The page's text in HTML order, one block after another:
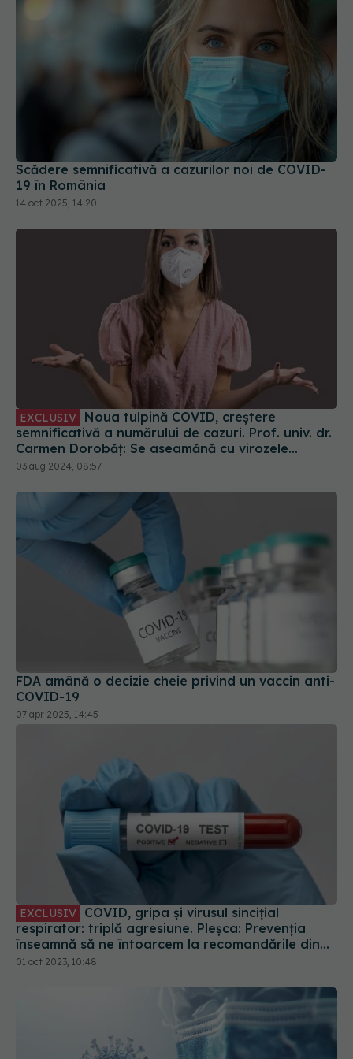
Scădere semnificativă a cazurilor noi de COVID-
19 în România
EXCLUSIV Noua tulpină COVID, creștere
semnificativă a numărului de cazuri. Prof. univ. dr.
Carmen Dorobăț: Se aseamănă cu virozele
respiratorii. Nu necesită tratament simptomatic
03 aug 2024, 08:57
FDA amână o decizie cheie privind un vaccin anti-
EXCLUSIV COVID, gripa și virusul sincițial
respirator: triplă agresiune. Pleșca: Prevenția
înseamnă să ne întoarcem la recomandările din
timpul pandemiei!
01 oct 2023, 10:48